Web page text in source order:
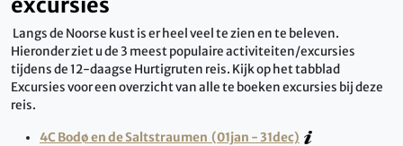
Langs de Noorse kust is er heel veel te zien en te beleven.
Hieronder ziet u de 3 meest populaire activiteiten/excursies
tijdens de 12-daagse Hurtigruten reis. Kijk op het tabblad
Excursies voor een overzicht van alle te boeken excursies bij deze
reis.
4C Bodø en de Saltstraumen (01jan - 31dec)